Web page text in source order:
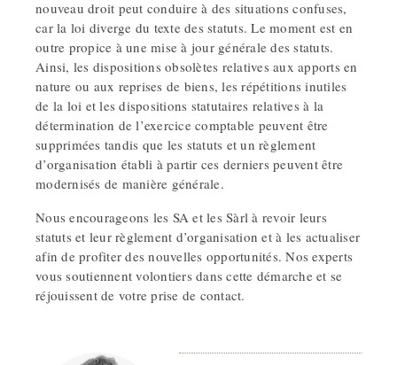
nouveau droit peut conduire à des situations confuses,
car la loi diverge du texte des statuts. Le moment est en
outre propice à une mise à jour générale des statuts.
Ainsi, les dispositions obsolètes relatives aux apports en
nature ou aux reprises de biens, les répétitions inutiles
de la loi et les dispositions statutaires relatives à la
détermination de l’exercice comptable peuvent être
supprimées tandis que les statuts et un règlement
d’organisation établi à partir ces derniers peuvent être
modernisés de manière générale.
Nous encourageons les SA et les Sàrl à revoir leurs
statuts et leur règlement d’organisation et à les actualiser
afin de profiter des nouvelles opportunités. Nos experts
vous soutiennent volontiers dans cette démarche et se
réjouissent de votre prise de contact.